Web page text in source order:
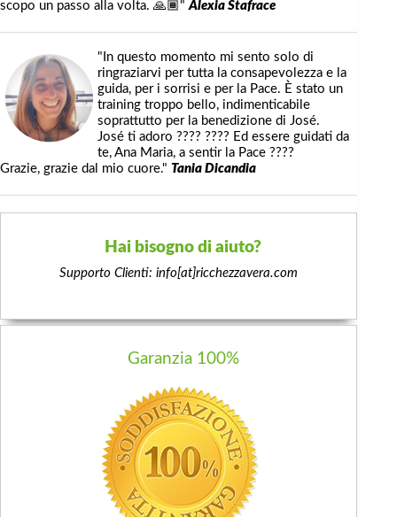
scopo un passo alla volta. 🙏🏾"Alexia Stafrace
"In questo momento mi sento solo di
ringraziarvi per tutta la consapevolezza e la
guida, per i sorrisi e per la Pace. È stato un
training troppo bello, indimenticabile
soprattutto per la benedizione di José.
José ti adoro ???? ???? Ed essere guidati da
te, Ana Maria, a sentir la Pace ????
Grazie, grazie dal mio cuore." Tania Dicandia
Hai bisogno di aiuto?
Supporto Clienti: info[at]ricchezzavera.com
Garanzia 100%